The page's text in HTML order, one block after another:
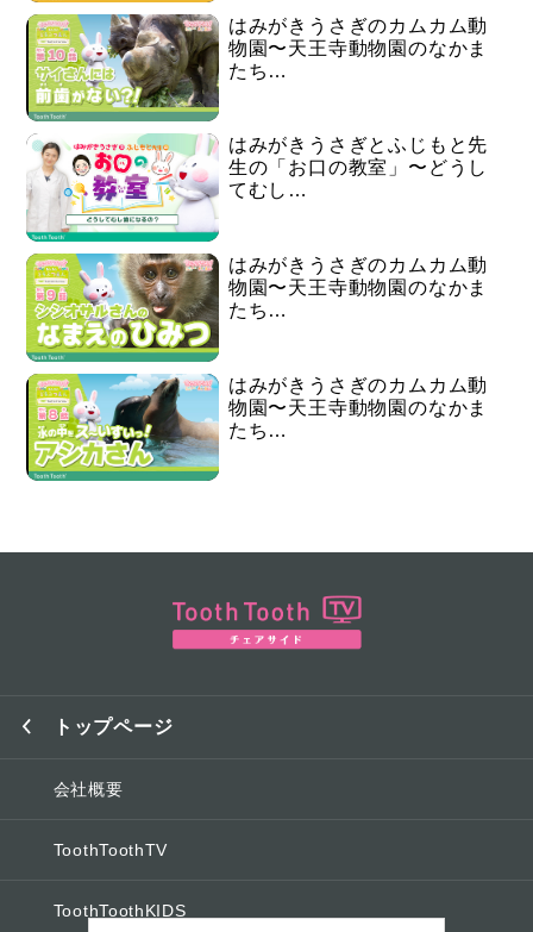
はみがきうさぎのカムカム動
物園〜天王寺動物園のなかま
たち…
はみがきうさぎとふじもと先
生の「お口の教室」〜どうし
てむし…
はみがきうさぎのカムカム動
物園〜天王寺動物園のなかま
たち…
はみがきうさぎのカムカム動
物園〜天王寺動物園のなかま
たち…
トップページ
会社概要
ToothToothTV
ToothToothKIDS